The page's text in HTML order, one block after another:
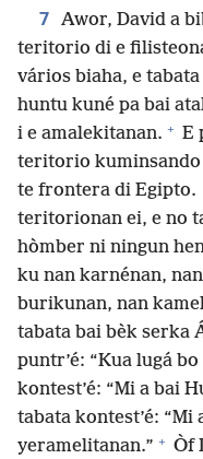
7 Awor, David a
teritorio di e
vários biaha, e
huntu kuné pa bai
i e amalekitanan. + E
teritorio
te frontera di Egipto.
teritorionan ei, e no
hòmber ni ningun
ku nan karnénan,
burikunan, nan
tabata bai bèk serka
puntr’é: “Kua lugá
kontest’é: “Mi a bai
tabata kontest’é:
yeramelitanan.” + Òf